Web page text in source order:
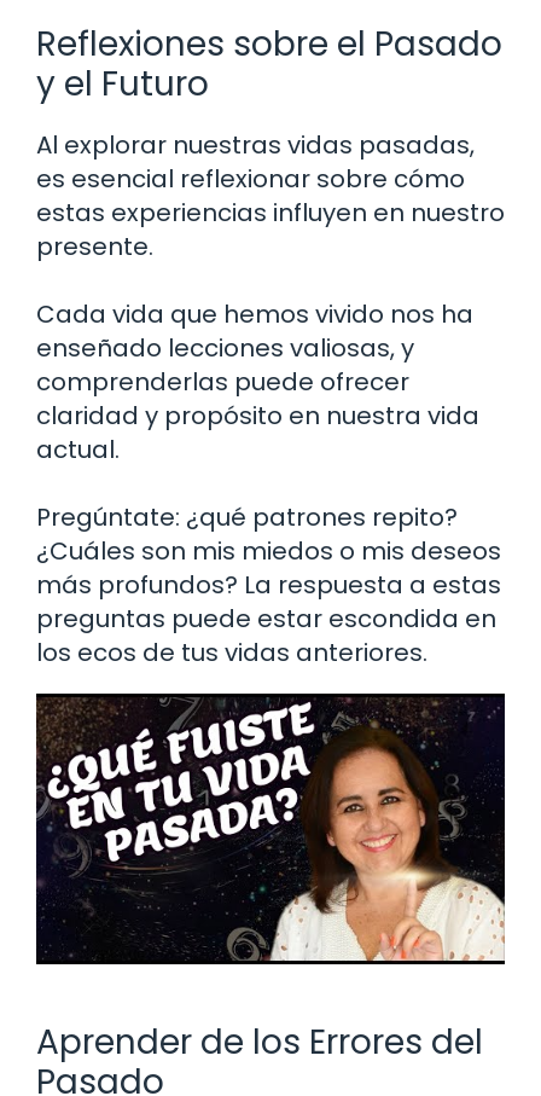
Reflexiones sobre el Pasado
y el Futuro
Al explorar nuestras vidas pasadas,
es esencial reflexionar sobre cómo
estas experiencias influyen en nuestro
presente.
Cada vida que hemos vivido nos ha
enseñado lecciones valiosas, y
comprenderlas puede ofrecer
claridad y propósito en nuestra vida
actual.
Pregúntate: ¿qué patrones repito?
¿Cuáles son mis miedos o mis deseos
más profundos? La respuesta a estas
preguntas puede estar escondida en
los ecos de tus vidas anteriores.
Aprender de los Errores del
Pasado